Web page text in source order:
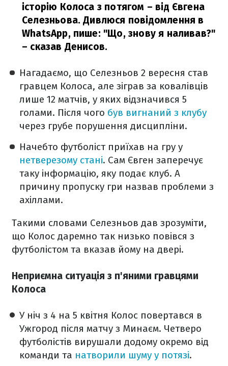
історію Колоса з потягом – від Євгена
Селезньова. Дивлюся повідомлення в
WhatsApp, пише: "Що, знову я наливав?"
– сказав Денисов.
Нагадаємо, що Селезньов 2 вересня став
гравцем Колоса, але зіграв за ковалівців
лише 12 матчів, у яких відзначився 5
голами. Після чого був вигнаний з клубу
через грубе порушення дисципліни.
Начебто футболіст приїхав на гру у
нетверезому стані. Сам Євген заперечує
таку інформацію, яку подає клуб. А
причину пропуску гри назвав проблеми з
ахіллами.
Такими словами Селезньов дав зрозуміти,
що Колос даремно так низько повівся з
футболістом та вказав йому на двері.
Неприємна ситуація з п'яними гравцями
Колоса
У ніч з 4 на 5 квітня Колос повертався в
Ужгород після матчу з Минаєм. Четверо
футболістів вирушали додому окремо від
команди та натворили шуму у потязі.